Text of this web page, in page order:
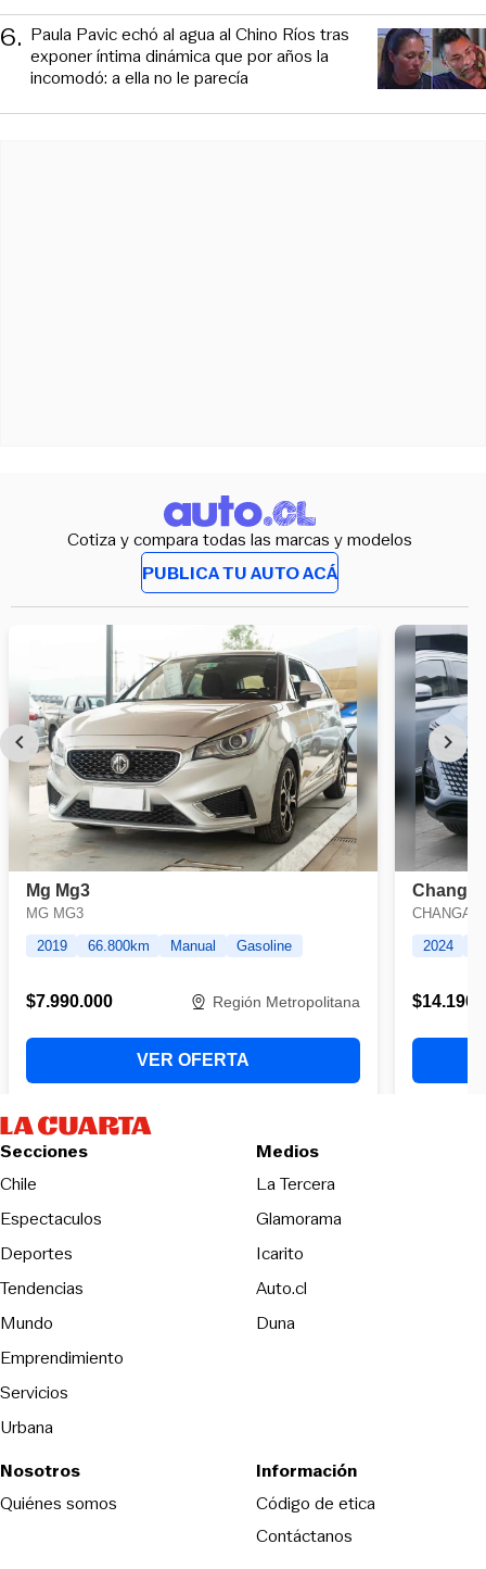
6. Paula Pavic echó al agua al Chino Ríos tras
exponer íntima dinámica que por años la
incomodó: a ella no le parecía
Cotiza y compara todas las marcas y modelos
PUBLICA TU AUTO ACÁ
Secciones
Chile
Espectaculos
Deportes
Tendencias
Mundo
Emprendimiento
Servicios
Urbana
Medios
La TerceraOpens in new
Glamorama
Icarito
Auto.cl
DunaOpens in new window
Nosotros
Quiénes somos
Información
Código de eticaOpens in new
Contáctanos